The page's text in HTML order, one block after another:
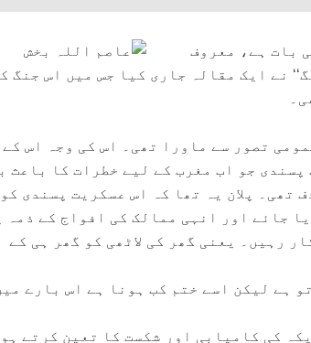
بات ہے، معروف
نے ایک مقالہ جاری کیا جس میں اس جنگ
تصور سے ماورا تھی۔ اس کی وجہ اس کے
جو اب مغرب کے لیے خطرات کا باعث
تھی۔ پلان یہ تھا کہ اس عسکریت پسندی کو
جائے اور انہی ممالک کی افواج کے ذمہ
رہیں۔ یعنی گھر کی لاٹھی کو گھر ہی کے
ہے لیکن اسے ختم کب ہونا ہے اس بارے
کی کامیابی اور شکست کا تعین کرتے